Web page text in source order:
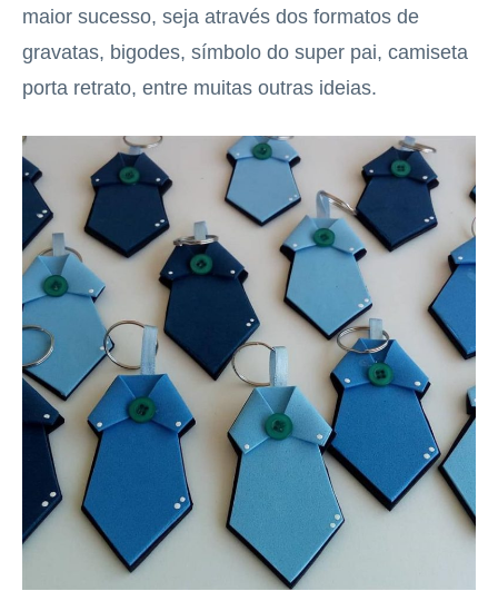
maior sucesso, seja através dos formatos de
gravatas, bigodes, símbolo do super pai, camiseta
porta retrato, entre muitas outras ideias.